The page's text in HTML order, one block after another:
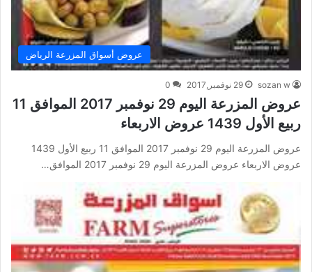
عروض أسواق المزرعة الرياض
sozan w 29 نوفمبر,2017 0
عروض المزرعة اليوم 29 نوفمبر 2017 الموافق 11
ربيع الأول 1439 عروض الاربعاء
عروض المزرعة اليوم 29 نوفمبر 2017 الموافق 11 ربيع الأول 1439
عروض الاربعاء عروض المزرعة اليوم 29 نوفمبر 2017 الموافق…